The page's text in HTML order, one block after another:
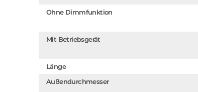
Ohne Dimmfunktion
Mit Betriebsgerät
Länge
Außendurchmesser